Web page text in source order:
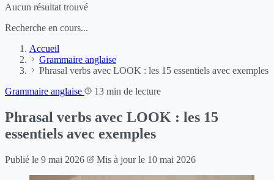
Aucun résultat trouvé
Recherche en cours...
Accueil
Grammaire anglaise
Phrasal verbs avec LOOK : les 15 essentiels avec exemples
Grammaire anglaise
13 min de lecture
Phrasal verbs avec LOOK : les 15
essentiels avec exemples
Publié le 9 mai 2026 Mis à jour le 10 mai 2026